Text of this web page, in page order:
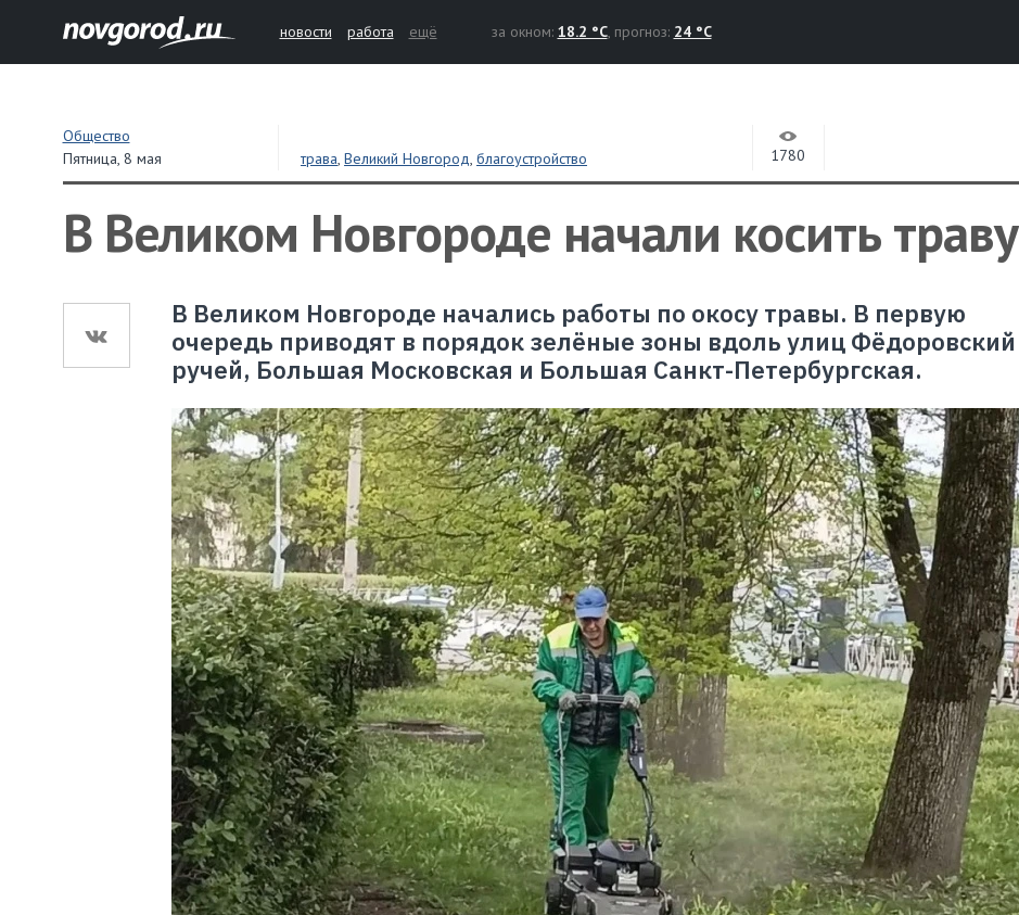
новости работа ещё за окном: 18.2 °C, прогноз: 24 °C
Общество
Пятница, 8 мая трава,Великий Новгород,благоустройство 1780
В Великом Новгороде начали косить траву
В Великом Новгороде начались работы по окосу травы. В первую
очередь приводят в порядок зелёные зоны вдоль улиц Фёдоровский
ручей, Большая Московская и Большая Санкт-Петербургская.